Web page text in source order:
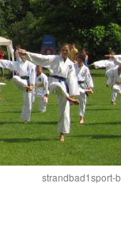
strandbad1sport-